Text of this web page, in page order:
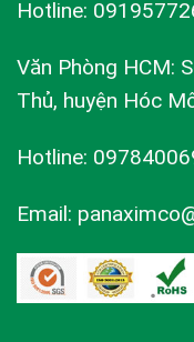
Hotline:
Văn Phòng HCM:
Thủ, huyện Hóc
Hotline:
Email: